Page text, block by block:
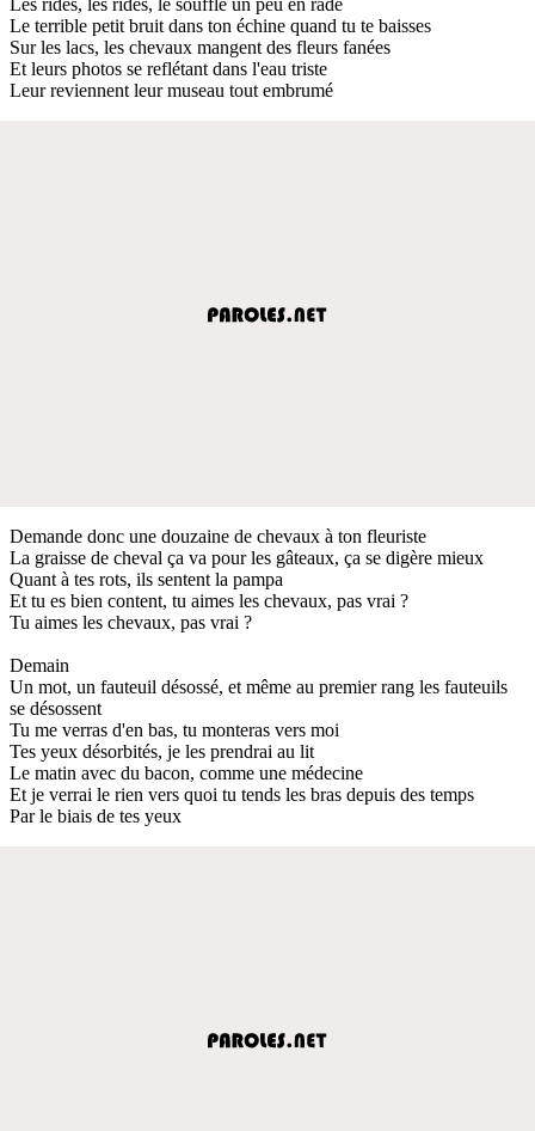
Le terrible petit bruit dans ton échine quand tu te baisses
Sur les lacs, les chevaux mangent des fleurs fanées
Et leurs photos se reflétant dans l'eau triste
Leur reviennent leur museau tout embrumé
Demande donc une douzaine de chevaux à ton fleuriste
La graisse de cheval ça va pour les gâteaux, ça se digère mieux
Quant à tes rots, ils sentent la pampa
Et tu es bien content, tu aimes les chevaux, pas vrai ?
Tu aimes les chevaux, pas vrai ?
Demain
Un mot, un fauteuil désossé, et même au premier rang les fauteuils
se désossent
Tu me verras d'en bas, tu monteras vers moi
Tes yeux désorbités, je les prendrai au lit
Le matin avec du bacon, comme une médecine
Et je verrai le rien vers quoi tu tends les bras depuis des temps
Par le biais de tes yeux